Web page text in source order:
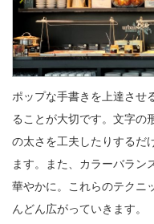
ポップな手書きを上達させ
ることが大切です。文字の
の太さを工夫したりするだ
ます。また、カラーバラン
華やかに。これらのテクニ
んどん広がっていきます。